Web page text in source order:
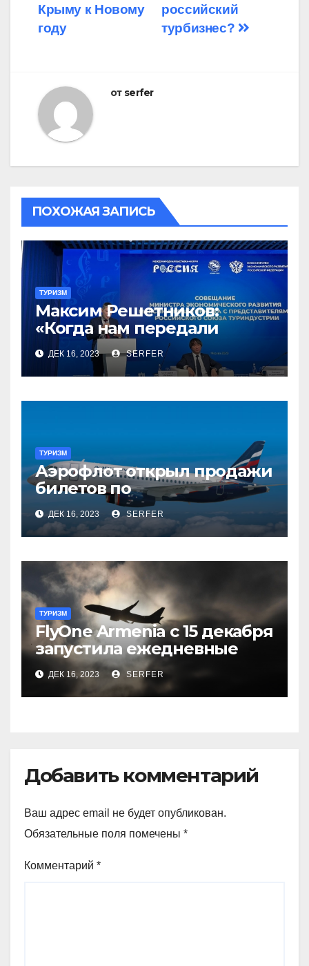
российский
турбизнес?
Крыму к Новому
году
от serfer
ПОХОЖАЯ ЗАПИСЬ
ТУРИЗМ
Максим Решетников:
«Когда нам передали
туризм, для нас это был
сюрприз, но он оказался
приятным»
ДЕК 16, 2023 SERFER
ТУРИЗМ
Аэрофлот открыл продажи
билетов по
субсидированным
тарифам
ДЕК 16, 2023 SERFER
ТУРИЗМ
FlyOne Armenia с 15 декабря
запустила ежедневные
рейсы в Шереметьево
ДЕК 16, 2023 SERFER
Добавить комментарий
Ваш адрес email не будет опубликован.
Обязательные поля помечены *
Комментарий *